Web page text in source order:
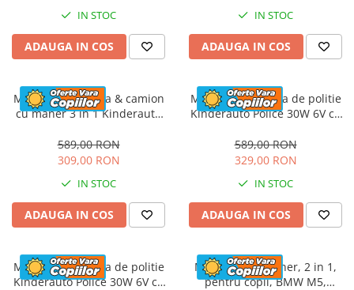
IN STOC
ADAUGA IN COS
IN STOC
ADAUGA IN COS
Masinuta electrica & camion
cu maner 3 in 1 Kinderauto
tapitat, music player
589,00 RON
309,00 RON
IN STOC
ADAUGA IN COS
Masinuta electrica de politie
Kinderauto Police 30W 6V cu
bluetooth, culoare Alb
589,00 RON
329,00 RON
IN STOC
ADAUGA IN COS
Masinuta electrica de politie
Kinderauto Police 30W 6V cu
Masinuta cu maner, 2 in 1,
pentru copii, BMW M5,